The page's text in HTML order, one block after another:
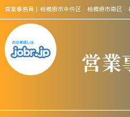
営業事務員｜相模原市中央区・相模原市南区
営業